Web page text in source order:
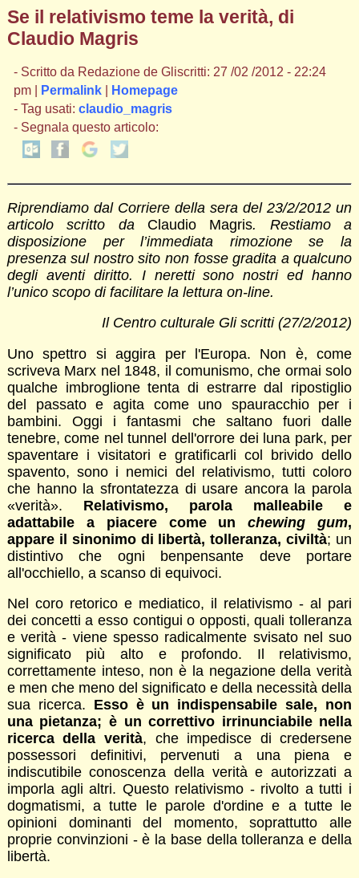
Se il relativismo teme la verità, di
Claudio Magris
- Scritto da Redazione de Gliscritti: 27 /02 /2012 - 22:24
pm |
Permalink|
Homepage
- Tag usati: claudio_magris
- Segnala questo articolo:
Riprendiamo dal Corriere della sera del 23/2/2012 un
articolo scritto da Claudio Magris. Restiamo a
disposizione per l’immediata rimozione se la
presenza sul nostro sito non fosse gradita a qualcuno
degli aventi diritto. I neretti sono nostri ed hanno
l’unico scopo di facilitare la lettura on-line.
Il Centro culturale Gli scritti (27/2/2012)
Uno spettro si aggira per l'Europa. Non è, come
scriveva Marx nel 1848, il comunismo, che ormai solo
qualche imbroglione tenta di estrarre dal ripostiglio
del passato e agita come uno spauracchio per i
bambini. Oggi i fantasmi che saltano fuori dalle
tenebre, come nel tunnel dell'orrore dei luna park, per
spaventare i visitatori e gratificarli col brivido dello
spavento, sono i nemici del relativismo, tutti coloro
che hanno la sfrontatezza di usare ancora la parola
«verità». Relativismo, parola malleabile e
adattabile a piacere come unchewing gum,
appare il sinonimo di libertà, tolleranza, civiltà; un
distintivo che ogni benpensante deve portare
all'occhiello, a scanso di equivoci.
Nel coro retorico e mediatico, il relativismo - al pari
dei concetti a esso contigui o opposti, quali tolleranza
e verità - viene spesso radicalmente svisato nel suo
significato più alto e profondo. Il relativismo,
correttamente inteso, non è la negazione della verità
e men che meno del significato e della necessità della
sua ricerca. Esso è un indispensabile sale, non
una pietanza; è un correttivo irrinunciabile nella
ricerca della verità, che impedisce di credersene
possessori definitivi, pervenuti a una piena e
indiscutibile conoscenza della verità e autorizzati a
imporla agli altri. Questo relativismo - rivolto a tutti i
dogmatismi, a tutte le parole d'ordine e a tutte le
opinioni dominanti del momento, soprattutto alle
proprie convinzioni - è la base della tolleranza e della
libertà.